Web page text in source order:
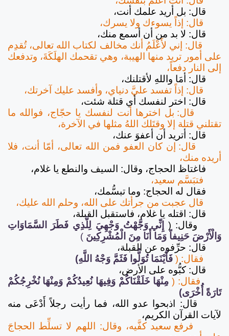
قال: بل أريد علمك أنت،
قال: إذاً يسوءك ولا يسرك،
قال: لا بد من أن أسمع منك،
قال: إني لأَعْلَمُ أنك مخالف لكتاب الله تعالى، تُقدِم
على أمور تريد منها الهيبة، وهي تقحمك الهلَكَةَ، وتدفعك
إلى النار دفعاً،
قال: أمَا واللهِ لأقتلنك،
قال: إذاً تفسد عليَّ دنياي، وأفسد عليك آخرتك،
قال: اختر لنفسك أي قتلة شئت،
قال: بل اخترها أنت لنفسك يا حجّاج، فوالله ما
تقتلني قتلة إلا وقتَلك اللهُ مثلها في الآخرة،
قال: أتريد أن أعفوَ عنك،
قال: إن كان العفو فمن الله تعالى، أمّا أنت، فلا
أريده منك،
فاغتاظ الحجاج، وقال: السيف والنطع يا غلام،
فتبَسَّم سعيد،
فقال له الحجاج: وما تبسُّمك،
قال عجبت من جرأتك على الله، وحلم الله عليك،
قال: اقتله يا غلام، فاستقبل القبلة،
وقال: ( إِنِّي وَجَّهْتُ وَجْهِيَ لِلَّذِي فَطَرَ السَّمَاوَاتِ
وَالْأَرْضَ حَنِيفاً وَمَا أَنَا مِنَ الْمُشْرِكِينَ )
قال: حرِّفوه عن القبلة،
فقال: ( فَأَيْنَمَا تُوَلُّوا فَثَمَّ وَجْهُ اللَّهِ)
قال: كبُّوه على الأرض،
فقال: ( مِنْهَا خَلَقْنَاكُمْ وَفِيهَا نُعِيدُكُمْ وَمِنْهَا نُخْرِجُكُمْ
تَارَةً أُخْرَى)
قال: اذبحوا عدو الله، فما رأيت رجلاً أَدْعَى منه
لآيات القرآن الكريم،
فرفع سعيد كفَّيه، وقال: اللهم لا تسلِّط الحجاجَ